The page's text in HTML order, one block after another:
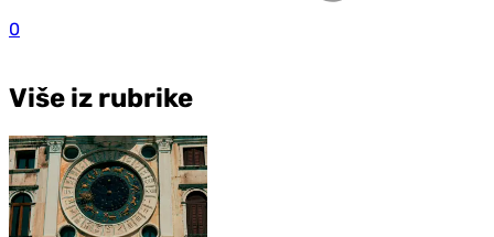
0
Više iz rubrike